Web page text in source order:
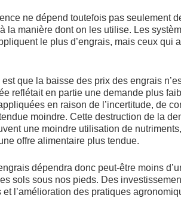
ne dépend toutefois pas seulement
la manière dont on les utilise. Les
le plus d’engrais, mais ceux qui
que la baisse des prix des engrais
reflétait en partie une demande plus
en raison de l’incertitude, de
moindre. Cette destruction de la
une moindre utilisation de
offre alimentaire plus tendue.
dépendra donc peut-être moins
sols sous nos pieds. Des
l’amélioration des pratiques